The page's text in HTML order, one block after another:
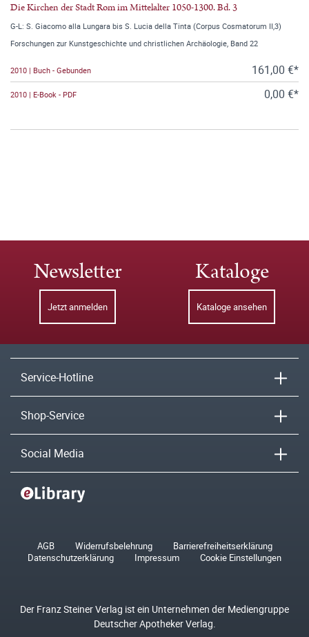
Die Kirchen der Stadt Rom im Mittelalter 1050-1300. Bd. 3
G-L: S. Giacomo alla Lungara bis S. Lucia della Tinta (Corpus Cosmatorum II,3)
Forschungen zur Kunstgeschichte und christlichen Archäologie, Band 22
2010 | Buch - Gebunden 161,00 €*
2010 | E-Book - PDF 0,00 €*
Newsletter
Jetzt anmelden
Kataloge
Kataloge ansehen
Service-Hotline
Shop-Service
Social Media
AGB Widerrufsbelehrung
Barrierefreiheitserklärung
Datenschutzerklärung
Impressum Cookie Einstellungen
Der Franz Steiner Verlag ist ein Unternehmen der Mediengruppe
Deutscher Apotheker Verlag.